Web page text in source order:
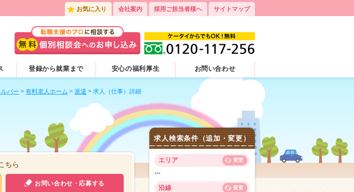
お気に入り 会社案内 採用ご担当者様へ サイトマップ
登録から就業まで 安心の福利厚生 お問い合わせ
パー > 有料老人ホーム > 派遣 > 求人（仕事）詳細
ちら
お問い合わせ・応募する
求人検索条件（追加・変更）
エリア 変更
---
沿線 変更